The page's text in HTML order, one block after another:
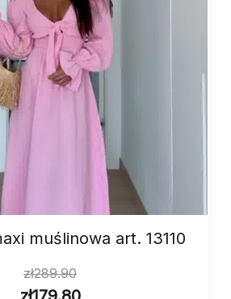
muślinowa art. 13110
zł289.90